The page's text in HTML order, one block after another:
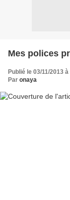
Mes polices
Publié le 03/11/2013 à
Par onaya